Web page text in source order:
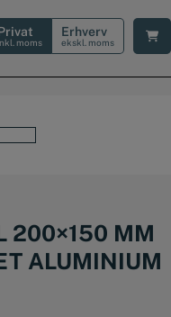
moms
Erhverv
ekskl. moms
200×150 MM
ALUMINIUM